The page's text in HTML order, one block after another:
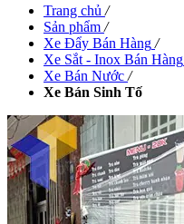
Trang chủ /
Sản phẩm /
Xe Đẩy Bán Hàng /
Xe Sắt - Inox Bán Hàng
Xe Bán Nước /
Xe Bán Sinh Tố